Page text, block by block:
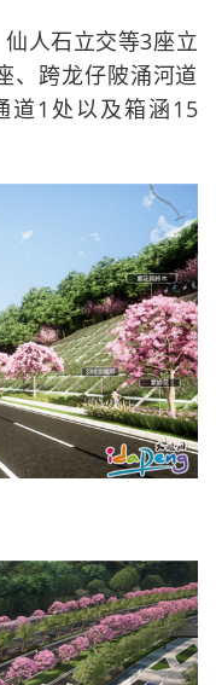
人石立交等3座立
、跨龙仔陂涌河道
道1处以及箱涵15